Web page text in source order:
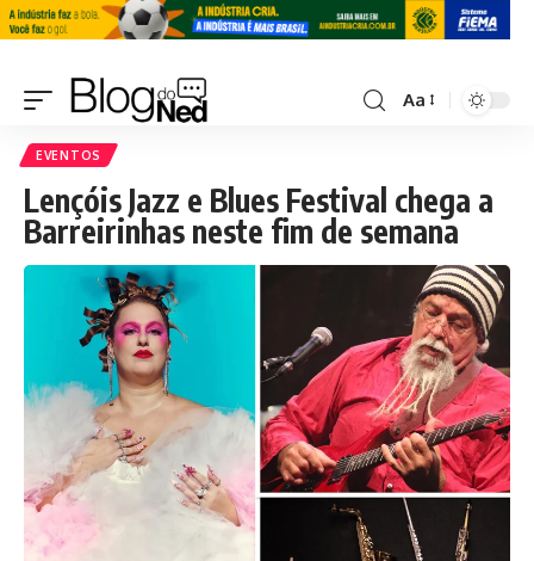
Aa
EVENTOS
Lençóis Jazz e Blues Festival chega a
Barreirinhas neste fim de semana